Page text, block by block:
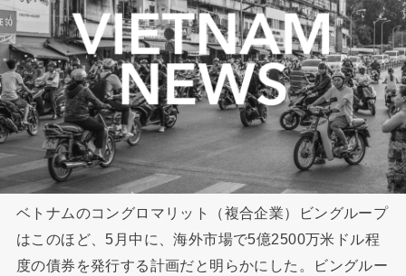
ベトナムのコングロマリット（複合企業）ビングループ
はこのほど、5月中に、海外市場で5億2500万米ドル程
度の債券を発行する計画だと明らかにした。ビングルー